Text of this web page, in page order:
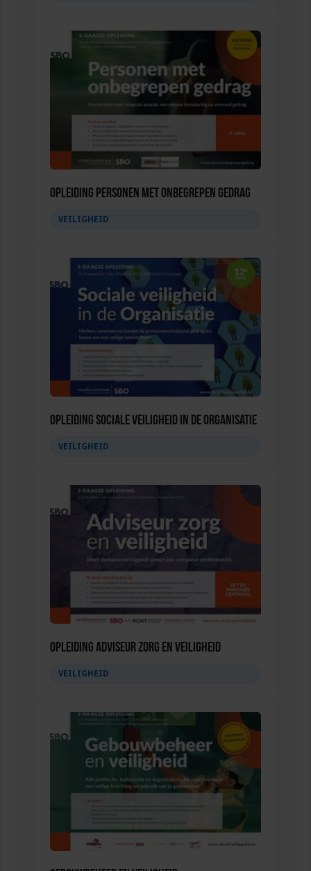
Opleiding Personen met onbegrepen gedrag
VEILIGHEID
Opleiding Sociale Veiligheid in de Organisatie
VEILIGHEID
Opleiding Adviseur zorg en veiligheid
VEILIGHEID